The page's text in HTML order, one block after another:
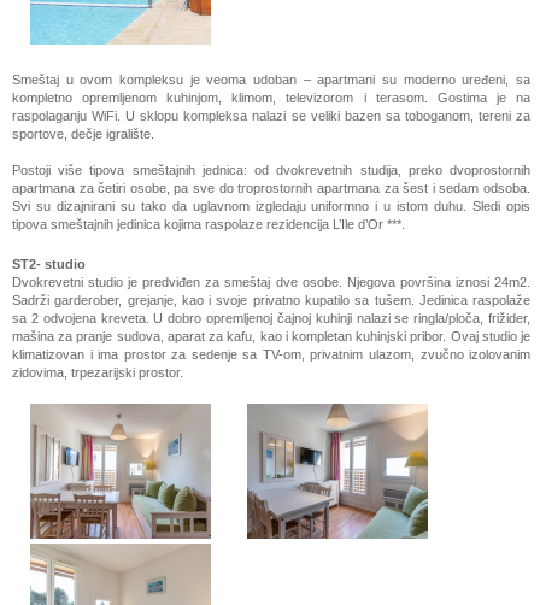
Smeštaj u ovom kompleksu je veoma udoban – apartmani su moderno uređeni, sa
kompletno opremljenom kuhinjom, klimom, televizorom i terasom. Gostima je na
raspolaganju WiFi. U sklopu kompleksa nalazi se veliki bazen sa toboganom, tereni za
sportove, dečje igralište.
Postoji više tipova smeštajnih jednica: od dvokrevetnih studija, preko dvoprostornih
apartmana za četiri osobe, pa sve do troprostornih apartmana za šest i sedam odsoba.
Svi su dizajnirani su tako da uglavnom izgledaju uniformno i u istom duhu. Sledi opis
tipova smeštajnih jedinica kojima raspolaze rezidencija L’Ile d’Or ***.
ST2- studio
Dvokrevetni studio je predviđen za smeštaj dve osobe. Njegova površina iznosi 24m2.
Sadrži garderober, grejanje, kao i svoje privatno kupatilo sa tušem. Jedinica raspolaže
sa 2 odvojena kreveta. U dobro opremljenoj čajnoj kuhinji nalazi se ringla/ploča, frižider,
mašina za pranje sudova, aparat za kafu, kao i kompletan kuhinjski pribor. Ovaj studio je
klimatizovan i ima prostor za sedenje sa TV-om, privatnim ulazom, zvučno izolovanim
zidovima, trpezarijski prostor.